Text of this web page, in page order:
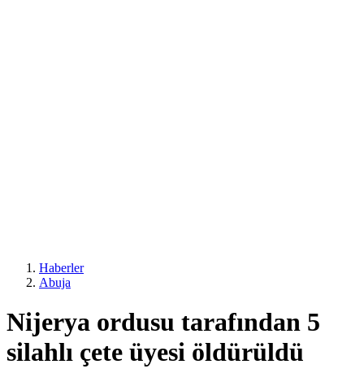
Haberler
Abuja
Nijerya ordusu tarafından 5
silahlı çete üyesi öldürüldü